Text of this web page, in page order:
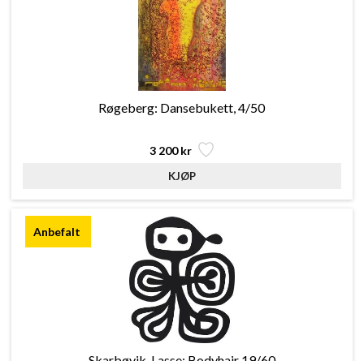
Røgeberg: Dansebukett, 4/50
3 200 kr